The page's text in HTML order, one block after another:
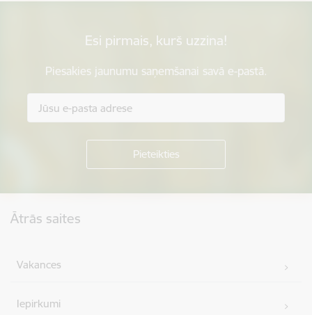
Esi pirmais, kurš uzzina!
Piesakies jaunumu saņemšanai savā e-pastā.
Ātrās saites
Vakances
Iepirkumi